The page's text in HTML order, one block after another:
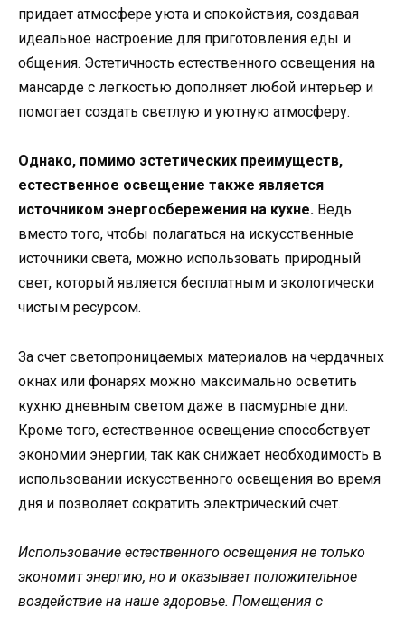
придает атмосфере уюта и спокойствия, создавая
идеальное настроение для приготовления еды и
общения. Эстетичность естественного освещения на
мансарде с легкостью дополняет любой интерьер и
помогает создать светлую и уютную атмосферу.
Однако, помимо эстетических преимуществ,
естественное освещение также является
источником энергосбережения на кухне. Ведь
вместо того, чтобы полагаться на искусственные
источники света, можно использовать природный
свет, который является бесплатным и экологически
чистым ресурсом.
За счет светопроницаемых материалов на чердачных
окнах или фонарях можно максимально осветить
кухню дневным светом даже в пасмурные дни.
Кроме того, естественное освещение способствует
экономии энергии, так как снижает необходимость в
использовании искусственного освещения во время
дня и позволяет сократить электрический счет.
Использование естественного освещения не только
экономит энергию, но и оказывает положительное
воздействие на наше здоровье. Помещения с